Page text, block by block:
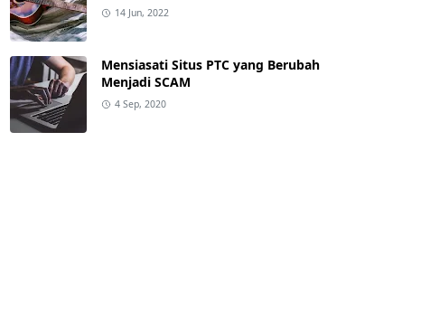
14 Jun, 2022
Mensiasati Situs PTC yang Berubah
Menjadi SCAM
4 Sep, 2020